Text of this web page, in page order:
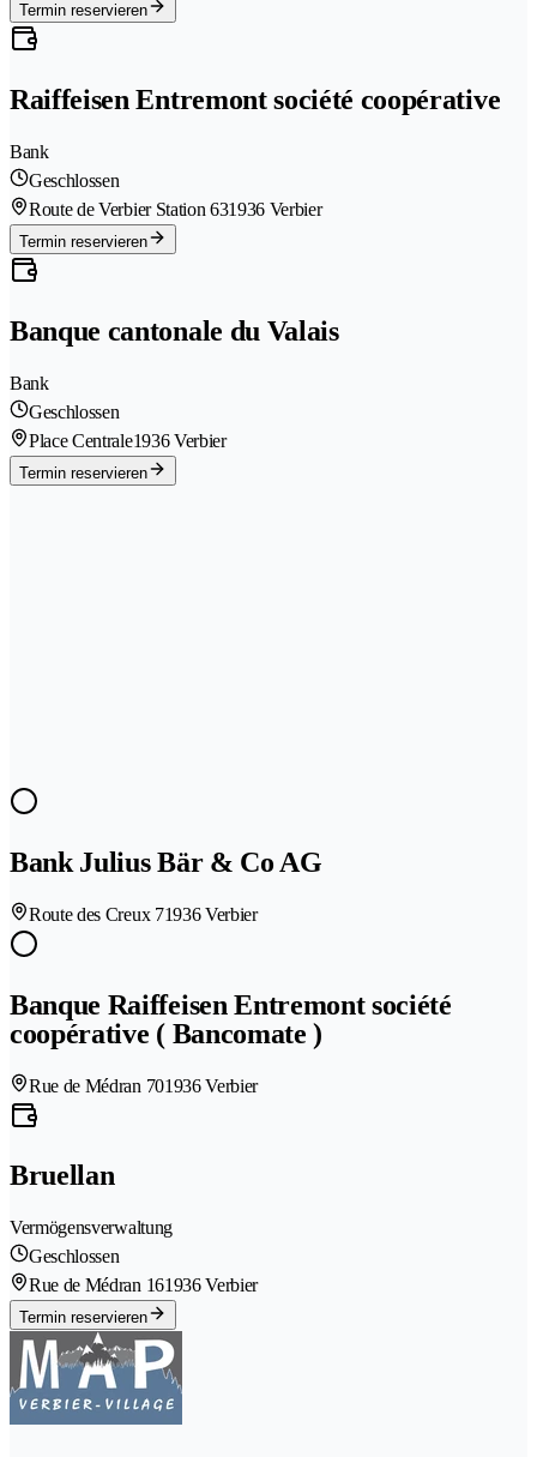
Termin reservieren
Raiffeisen Entremont société coopérative
Bank
Geschlossen
Route de Verbier Station 631936 Verbier
Termin reservieren
Banque cantonale du Valais
Bank
Geschlossen
Place Centrale1936 Verbier
Termin reservieren
Bank Julius Bär & Co AG
Route des Creux 71936 Verbier
Banque Raiffeisen Entremont société
coopérative ( Bancomate )
Rue de Médran 701936 Verbier
Bruellan
Vermögensverwaltung
Geschlossen
Rue de Médran 161936 Verbier
Termin reservieren